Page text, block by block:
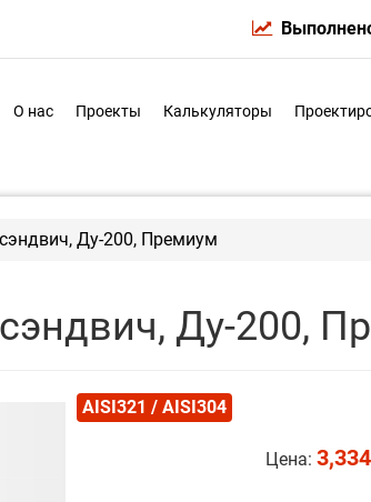
О нас Проекты Калькуляторы
Ду-200, Премиум
Ду-200,
AISI321 / AISI304
Цена: